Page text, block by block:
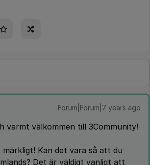
Forum|Forum|7 years ago
varmt välkommen till 3Community!
Kan det vara så att du
Det är väldigt vanligt att